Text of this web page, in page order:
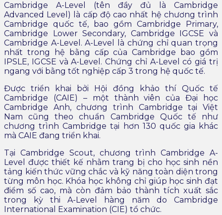
Cambridge A-Level (tên đầy đủ là Cambridge
Advanced Level) là cấp độ cao nhất hệ chương trình
Cambridge quốc tế, bao gồm Cambridge Primary,
Cambridge Lower Secondary, Cambridge IGCSE và
Cambridge A-Level. A-Level là chứng chỉ quan trọng
nhất trong hệ bằng cấp của Cambridge bao gồm
IPSLE, IGCSE và A-Level. Chứng chỉ A-Level có giá trị
ngang với bằng tốt nghiệp cấp 3 trong hệ quốc tế.
Được triển khai bởi Hội đồng khảo thí Quốc tế
Cambridge (CAIE) – một thành viên của Đại học
Cambridge Anh, chương trình Cambridge tại Việt
Nam cũng theo chuẩn Cambridge Quốc tế như
chương trình Cambridge tại hơn 130 quốc gia khác
mà CAIE đang triển khai.
Tại Cambridge Scout, chương trình Cambridge A-
Level được thiết kế nhằm trang bị cho học sinh nền
tảng kiến thức vững chắc và kỹ năng toàn diện trong
từng môn học. Khóa học không chỉ giúp học sinh đạt
điểm số cao, mà còn đảm bảo thành tích xuất sắc
trong kỳ thi A-Level hàng năm do Cambridge
International Examination (CIE) tổ chức.